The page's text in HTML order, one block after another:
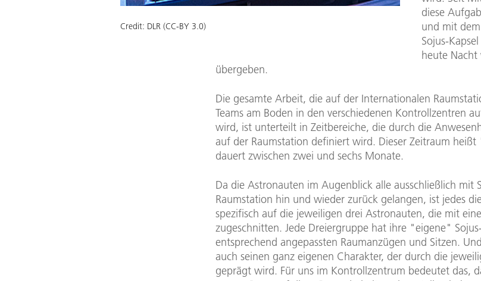
Credit: DLR (CC-BY 3.0)
diese
und mit
Sojus-
heute
übergeben.
Die gesamte Arbeit, die auf der Internationalen
Teams am Boden in den verschiedenen Kontrollzentren
wird, ist unterteilt in Zeitbereiche, die durch die
auf der Raumstation definiert wird. Dieser Zeitraum
dauert zwischen zwei und sechs Monate.
Da die Astronauten im Augenblick alle ausschließlich mit
Raumstation hin und wieder zurück gelangen, ist jedes
spezifisch auf die jeweiligen drei Astronauten, die mit
zugeschnitten. Jede Dreiergruppe hat ihre "eigene"
entsprechend angepassten Raumanzügen und Sitzen.
auch seinen ganz eigenen Charakter, der durch die
geprägt wird. Für uns im Kontrollzentrum bedeutet das,